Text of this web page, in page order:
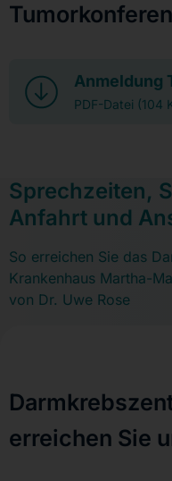
Anmeldung
PDF-Datei (104
Sprechzeiten,
Anfahrt und
So erreichen Sie das
Krankenhaus Martha-
von Dr. Uwe Rose
erreichen Sie